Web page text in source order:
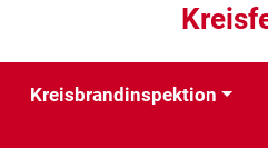
Kreisbrandinspektion